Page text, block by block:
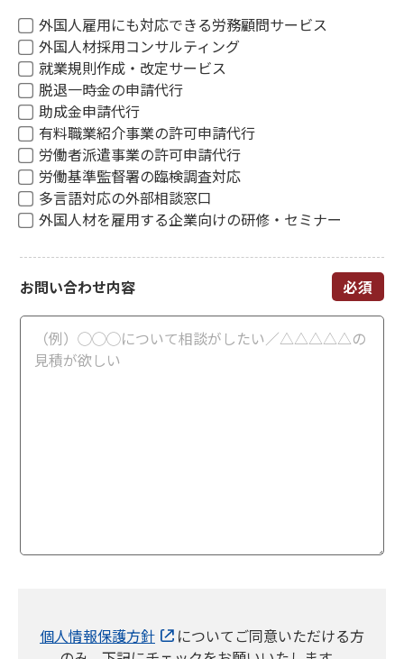
外国人雇用にも対応できる労務顧問サービス
外国人材採用コンサルティング
就業規則作成・改定サービス
脱退一時金の申請代行
助成金申請代行
有料職業紹介事業の許可申請代行
労働者派遣事業の許可申請代行
労働基準監督署の臨検調査対応
多言語対応の外部相談窓口
外国人材を雇用する企業向けの研修・セミナー
お問い合わせ内容
個人情報保護方針
についてご同意いただける方